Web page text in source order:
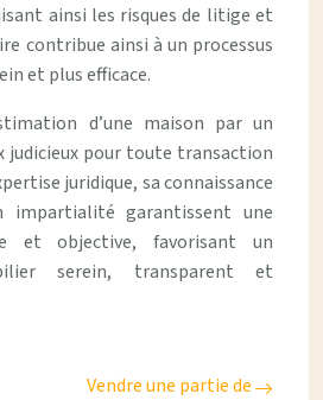
ainsi les risques de litige et
contribue ainsi à un processus
et plus efficace.
d’une maison par un
judicieux pour toute transaction
juridique, sa connaissance
impartialité garantissent une
et objective, favorisant un
serein, transparent et
Vendre une partie de